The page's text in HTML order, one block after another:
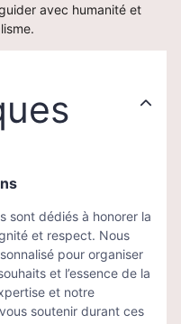
avec humanité et
sont dédiés à honorer la
et respect. Nous
pour organiser
et l’essence de la
et notre
soutenir durant ces